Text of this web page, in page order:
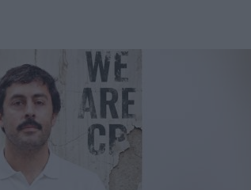
GESTIÓN DE SUS RELACIONES CON LOS MEDIOS
EN SU ÚLTIMA CAMPAÑA INTERNACIONAL
DE MARCA A LARGO PLAZO Y LA MEDICIÓN SON DOS CARAS DE
HOTELS & RESORTS